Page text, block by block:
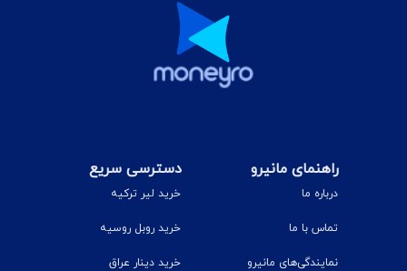
راهنمای مانیرو
درباره ما
تماس با ما
نمایندگی‌های مانیرو
دسترسی سریع
خرید لیر ترکیه
خرید روبل روسیه
خرید دینار عراق